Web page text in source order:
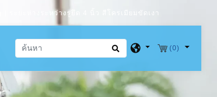
ระยะห่างระหว่างรูยึด 4 นิ้ว สีโครเมียมขัดเงา
(0)